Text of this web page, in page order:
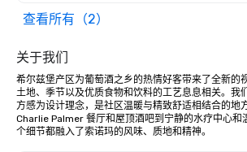
查看所有（2）
关于我们
希尔兹堡产区为葡萄酒之乡的热情好客带来了全新的
土地、季节以及优质食物和饮料的工艺息息相关。我
方感为设计理念，是社区温暖与精致舒适相结合的地
Charlie Palmer 餐厅和屋顶酒吧到宁静的水疗中心和
个细节都融入了索诺玛的风味、质地和精神。